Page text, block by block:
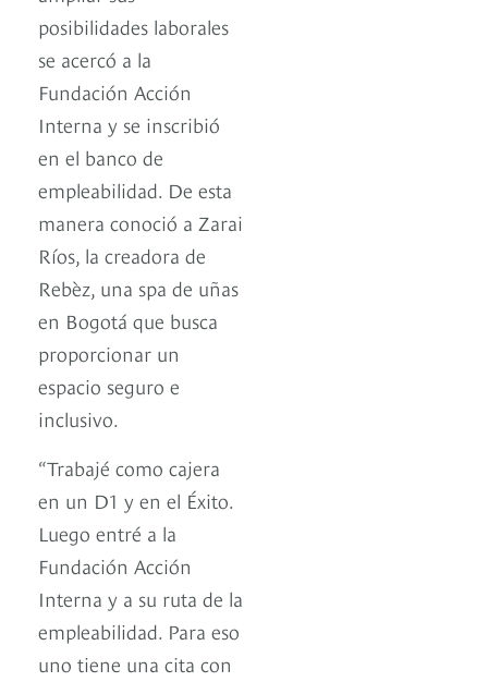
posibilidades laborales
se acercó a la
Fundación Acción
Interna y se inscribió
en el banco de
empleabilidad. De esta
manera conoció a Zarai
Ríos, la creadora de
Rebèz, una spa de uñas
en Bogotá que busca
proporcionar un
espacio seguro e
inclusivo.
“Trabajé como cajera
en un D1 y en el Éxito.
Luego entré a la
Fundación Acción
Interna y a su ruta de la
empleabilidad. Para eso
uno tiene una cita con